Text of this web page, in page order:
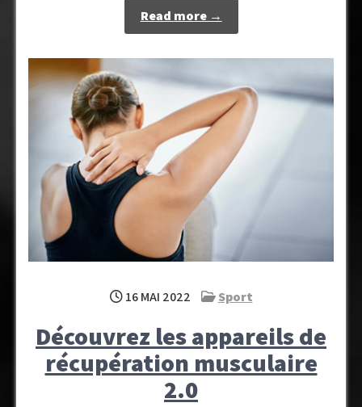
Read more →
16 MAI 2022 Sport
Découvrez les appareils de
récupération musculaire
2.0